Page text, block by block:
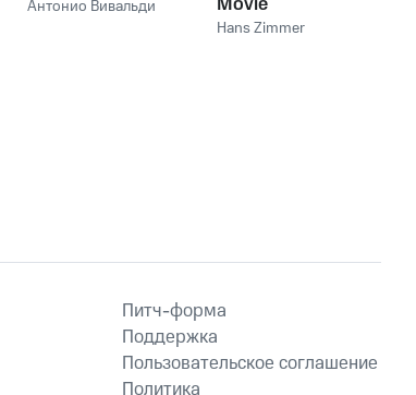
Антонио Вивальди
Soundtracks
Hans Zimmer
Питч-форма
Поддержка
Пользовательское соглашение
Политика